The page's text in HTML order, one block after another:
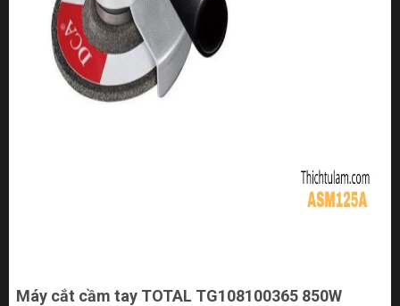
Máy cắt cầm tay TOTAL TG108100365 850W